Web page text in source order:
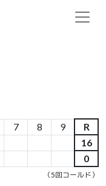
7 8 9
R
16
0
（5回コールド）